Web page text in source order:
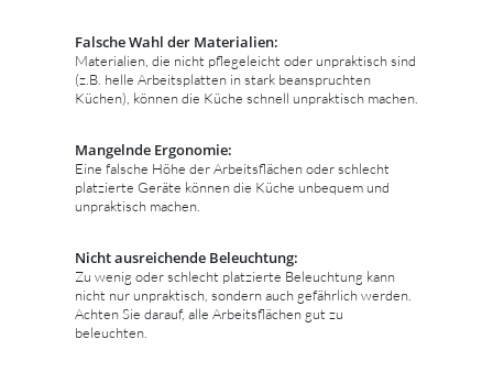
Falsche Wahl der Materialien:
Materialien, die nicht pflegeleicht oder unpraktisch sind
(z.B. helle Arbeitsplatten in stark beanspruchten
Küchen), können die Küche schnell unpraktisch machen.
Mangelnde Ergonomie:
Eine falsche Höhe der Arbeitsflächen oder schlecht
platzierte Geräte können die Küche unbequem und
unpraktisch machen.
Nicht ausreichende Beleuchtung:
Zu wenig oder schlecht platzierte Beleuchtung kann
nicht nur unpraktisch, sondern auch gefährlich werden.
Achten Sie darauf, alle Arbeitsflächen gut zu
beleuchten.